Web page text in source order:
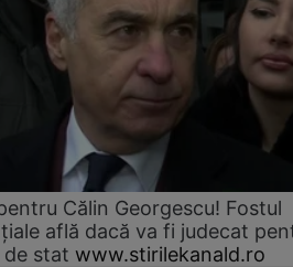
Călin Georgescu! Fostul
află dacă va fi judecat
stat www.stirilekanald.ro